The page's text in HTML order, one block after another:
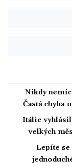
Nikdy
Častá chyba
Itálie
velkých
Lepíte